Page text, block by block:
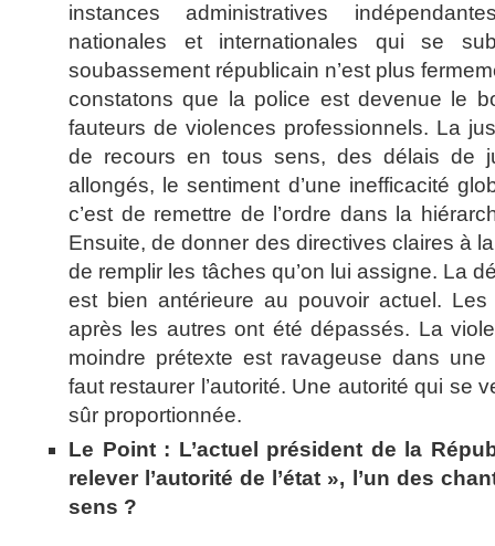
instances administratives
nationales et internationales qui se
soubassement républicain n’est plus
constatons que la police est devenue le
fauteurs de violences professionnels. La
de recours en tous sens, des délais de
allongés, le sentiment d’une inefficacité
c’est de remettre de l’ordre dans la
Ensuite, de donner des directives claires à
de remplir les tâches qu’on lui assigne. La
est bien antérieure au pouvoir actuel.
après les autres ont été dépassés. La
moindre prétexte est ravageuse dans une
faut restaurer l’autorité. Une autorité qui se
sûr proportionnée.
Le Point : L’actuel président de la
relever l’autorité de l’état », l’un des
sens ?